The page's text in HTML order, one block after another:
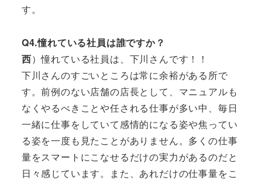
す。
Q4.憧れている社員は誰ですか？
西）憧れている社員は、下川さんです！！
下川さんのすごいところは常に余裕がある所で
す。前例のない店舗の店長として、マニュアルも
なくやるべきことや任される仕事が多い中、毎日
一緒に仕事をしていて感情的になる姿や焦ってい
る姿を一度も見たことがありません。多くの仕事
量をスマートにこなせるだけの実力があるのだと
日々感じています。また、あれだけの仕事量をこ